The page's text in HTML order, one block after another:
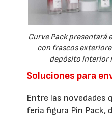
Curve Pack presentará
con frascos
depósito interior
Soluciones para
Entre las novedades
feria figura Pin Pack,